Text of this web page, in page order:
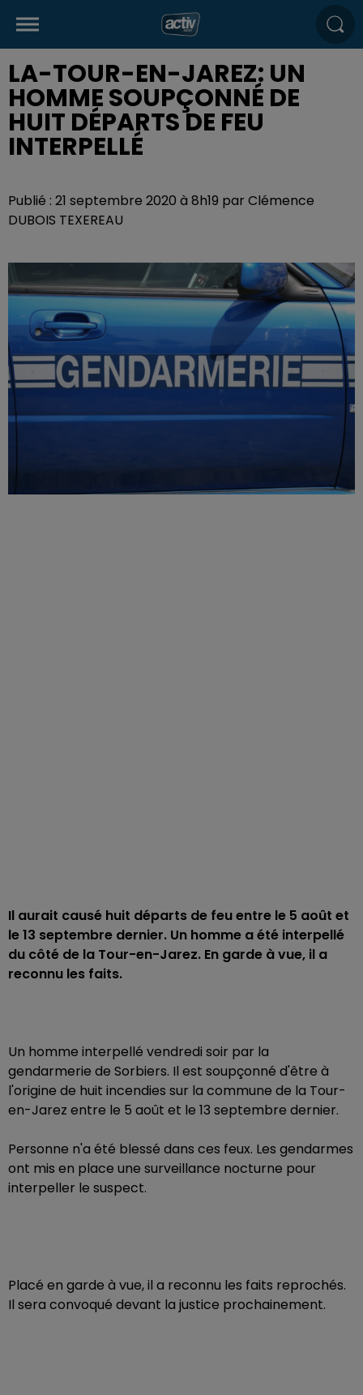
LA-TOUR-EN-JAREZ: UN
HOMME SOUPÇONNÉ DE
HUIT DÉPARTS DE FEU
INTERPELLÉ
Publié : 21 septembre 2020 à 8h19 par Clémence
DUBOIS TEXEREAU
Il aurait causé huit départs de feu entre le 5 août et
le 13 septembre dernier. Un homme a été interpellé
du côté de la Tour-en-Jarez. En garde à vue, il a
reconnu les faits.
Un homme interpellé vendredi soir par la
gendarmerie de Sorbiers. Il est soupçonné d'être à
l'origine de huit incendies sur la commune de la Tour-
en-Jarez entre le 5 août et le 13 septembre dernier.
Personne n'a été blessé dans ces feux. Les gendarmes
ont mis en place une surveillance nocturne pour
interpeller le suspect.
Placé en garde à vue, il a reconnu les faits reprochés.
Il sera convoqué devant la justice prochainement.